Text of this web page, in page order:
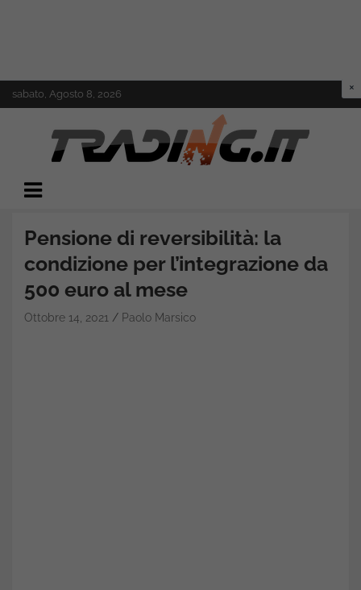
to
sabato, Agosto 8, 2026
Trading.it
Pensione di reversibilità: la
condizione per l’integrazione da
500 euro al mese
Ottobre 14, 2021 Paolo Marsico